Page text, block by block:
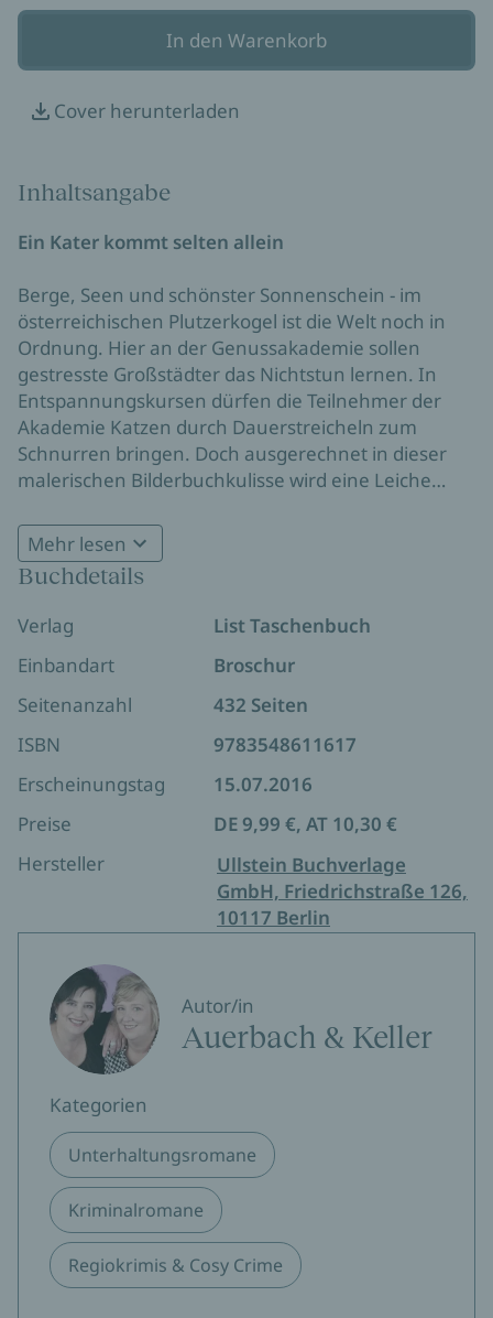
In den Warenkorb
Cover herunterladen
Inhaltsangabe
Ein Kater kommt selten allein
Berge, Seen und schönster Sonnenschein - im
österreichischen Plutzerkogel ist die Welt noch in
Ordnung. Hier an der Genussakademie sollen
gestresste Großstädter das Nichtstun lernen. In
Entspannungskursen dürfen die Teilnehmer der
Akademie Katzen durch Dauerstreicheln zum
Schnurren bringen. Doch ausgerechnet in dieser
malerischen Bilderbuchkulisse wird eine Leiche
zunächst im Dunkeln. Alles wirkt so friedlich. Bis ein
Kater Pippa Bolle auf eine heiße, aber nicht
ungefährliche Spur bringt ...
Mehr lesen
Buchdetails
Verlag
List Taschenbuch
Einbandart
Broschur
Seitenanzahl
432 Seiten
ISBN
9783548611617
Erscheinungstag
15.07.2016
Preise
DE 9,99 €, AT 10,30 €
Hersteller
Ullstein Buchverlage
GmbH, Friedrichstraße 126,
10117 Berlin
Autor/in
Auerbach & Keller
Kategorien
Unterhaltungsromane
Kriminalromane
Regiokrimis & Cosy Crime